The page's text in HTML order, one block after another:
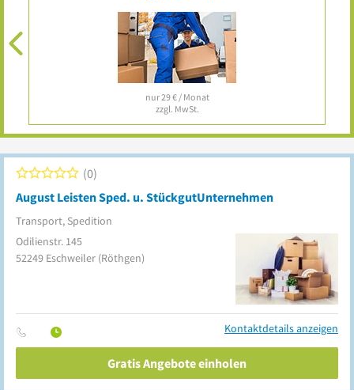
nur 29 € / Monat
zzgl. MwSt.
August Leisten Sped. u. StückgutUnternehmen
Transport, Spedition
0
Odilienstr. 145
52249 Eschweiler (Röthgen)
Kontaktdetails anzeigen
Gratis Angebote einholen